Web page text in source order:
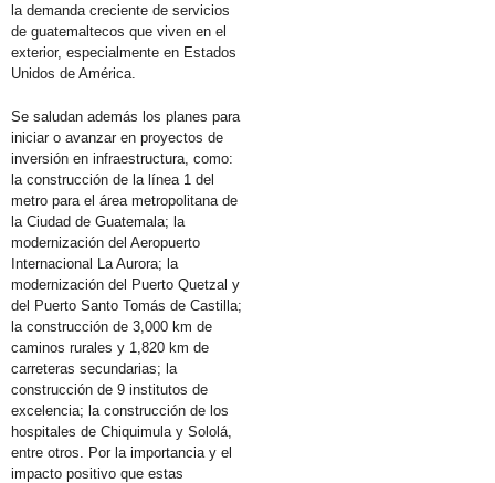
la demanda creciente de servicios
de guatemaltecos que viven en el
exterior, especialmente en Estados
Unidos de América.
Se saludan además los planes para
iniciar o avanzar en proyectos de
inversión en infraestructura, como:
la construcción de la línea 1 del
metro para el área metropolitana de
la Ciudad de Guatemala; la
modernización del Aeropuerto
Internacional La Aurora; la
modernización del Puerto Quetzal y
del Puerto Santo Tomás de Castilla;
la construcción de 3,000 km de
caminos rurales y 1,820 km de
carreteras secundarias; la
construcción de 9 institutos de
excelencia; la construcción de los
hospitales de Chiquimula y Sololá,
entre otros. Por la importancia y el
impacto positivo que estas